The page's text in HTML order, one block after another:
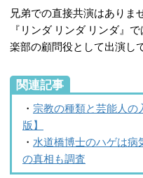
兄弟での直接共演はありま
『リンダ リンダ リンダ』
楽部の顧問役として出演し
関連記事
・ 宗教の種類と芸能人の
版】
・ 水道橋博士のハゲは病
の真相も調査